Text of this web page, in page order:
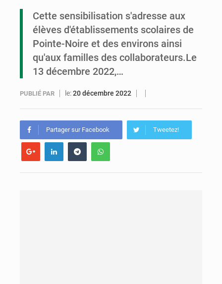
Cette sensibilisation s'adresse aux
élèves d'établissements scolaires de
Pointe-Noire et des environs ainsi
qu'aux familles des collaborateurs.Le
13 décembre 2022,…
PUBLIÉ PAR le:20 décembre 2022
Partager sur Facebook Tweetez!